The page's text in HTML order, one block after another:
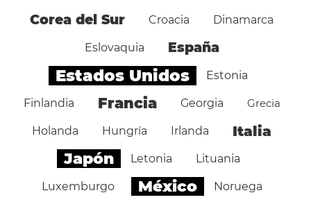
Corea del Sur Croacia Dinamarca
Eslovaquia España
Estados Unidos Estonia
Finlandia Francia Georgia Grecia
Holanda Hungría Irlanda Italia
Japón Letonia Lituania
Luxemburgo México Noruega